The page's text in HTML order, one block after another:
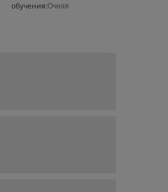
обучения:Очная